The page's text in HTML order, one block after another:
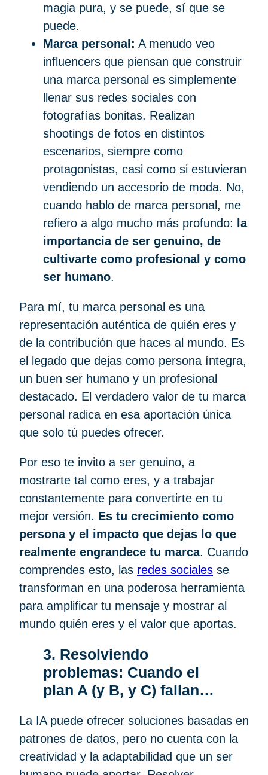
magia pura, y se puede, sí que se
puede.
Marca personal: A menudo veo
influencers que piensan que construir
una marca personal es simplemente
llenar sus redes sociales con
fotografías bonitas. Realizan
shootings de fotos en distintos
escenarios, siempre como
protagonistas, casi como si estuvieran
vendiendo un accesorio de moda. No,
cuando hablo de marca personal, me
refiero a algo mucho más profundo:
la
importancia de ser genuino, de
cultivarte como profesional y como
ser humano.
Para mí, tu marca personal es una
representación auténtica de quién eres y
de la contribución que haces al mundo. Es
el legado que dejas como persona íntegra,
un buen ser humano y un profesional
destacado. El verdadero valor de tu marca
personal radica en esa aportación única
que solo tú puedes ofrecer.
Por eso te invito a ser genuino, a
mostrarte tal como eres, y a trabajar
constantemente para convertirte en tu
mejor versión. Es tu crecimiento como
persona y el impacto que dejas lo que
realmente engrandece tu marca. Cuando
comprendes esto, las redes sociales se
transforman en una poderosa herramienta
para amplificar tu mensaje y mostrar al
mundo quién eres y el valor que aportas.
3. Resolviendo
problemas: Cuando el
plan A (y B, y C) fallan…
La IA puede ofrecer soluciones basadas en
patrones de datos, pero no cuenta con la
creatividad y la adaptabilidad que un ser